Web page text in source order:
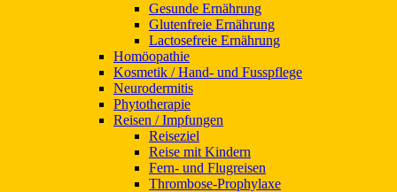
Gesunde Ernährung
Glutenfreie Ernährung
Lactosefreie Ernährung
Homöopathie
Kosmetik / Hand- und Fusspflege
Neurodermitis
Phytotherapie
Reisen / Impfungen
Reiseziel
Reise mit Kindern
Fern- und Flugreisen
Thrombose-Prophylaxe